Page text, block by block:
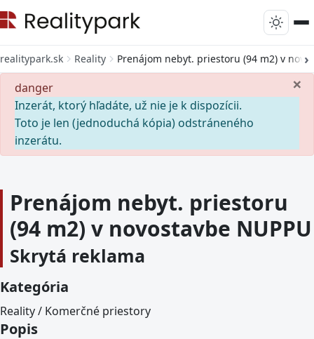
realitypark.sk Reality Prenájom nebyt. priestoru (94 m2) v
×
danger
Inzerát, ktorý hľadáte, už nie je k dispozícii.
Toto je len (jednoduchá kópia) odstráneného
inzerátu.
Prenájom nebyt. priestoru
(94 m2) v novostavbe NUPPU
Skrytá reklama
Kategória
Reality / Komerčné priestory
Popis